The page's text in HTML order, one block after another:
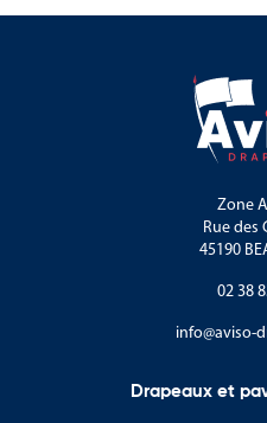
Le patrimoine naturel de
Les montagnes du Troodos
Les plages de la Méditerranée
Les forêts de pins et de cèdres
Les services financiers
Zone
Rue des
45190
02 38
info@aviso-
Drapeaux et